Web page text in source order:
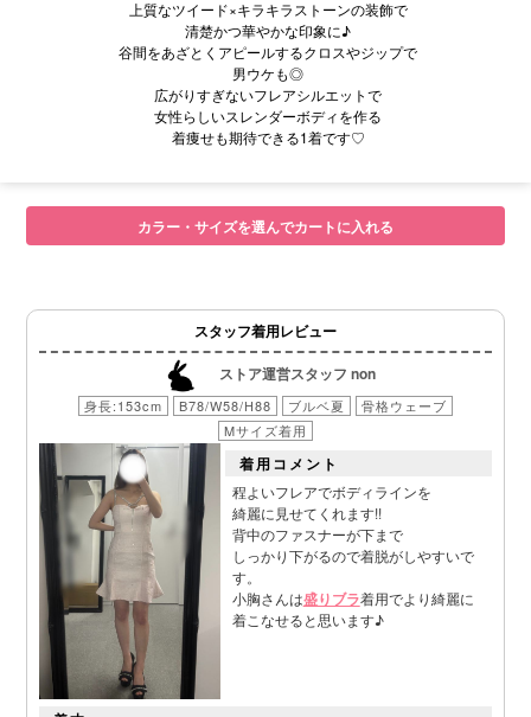
上質なツイード×キラキラストーンの装飾で
清楚かつ華やかな印象に♪
谷間をあざとくアピールするクロスやジップで
男ウケも◎
広がりすぎないフレアシルエットで
女性らしいスレンダーボディを作る
着痩せも期待できる1着です♡
カラー・サイズを選んでカートに入れる
スタッフ着用レビュー
ストア運営スタッフ non
身長:153cm B78/W58/H88 ブルベ夏
骨格ウェーブ
Mサイズ着用
着用コメント
程よいフレアでボディラインを
綺麗に見せてくれます!!
背中のファスナーが下まで
しっかり下がるので着脱がしやすいで
す。
小胸さんは盛りブラ着用でより綺麗に
着こなせると思います♪